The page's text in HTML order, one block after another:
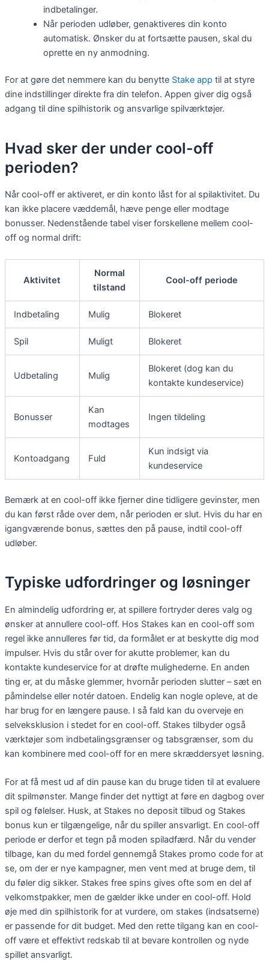
indbetalinger.
Når perioden udløber, genaktiveres din konto
automatisk. Ønsker du at fortsætte pausen, skal du
oprette en ny anmodning.
For at gøre det nemmere kan du benytte Stake app til at styre
dine indstillinger direkte fra din telefon. Appen giver dig også
adgang til dine spilhistorik og ansvarlige spilværktøjer.
Hvad sker der under cool-off
perioden?
Når cool-off er aktiveret, er din konto låst for al spilaktivitet. Du
kan ikke placere væddemål, hæve penge eller modtage
bonusser. Nedenstående tabel viser forskellene mellem cool-
off og normal drift:
Aktivitet
Normal
tilstand
Cool-off periode
Indbetaling Mulig Blokeret
Spil Muligt Blokeret
Udbetaling Mulig
Blokeret (dog kan du
kontakte kundeservice)
Bonusser
Kan
modtages
Ingen tildeling
Kontoadgang Fuld
Kun indsigt via
kundeservice
Bemærk at en cool-off ikke fjerner dine tidligere gevinster, men
du kan først råde over dem, når perioden er slut. Hvis du har en
igangværende bonus, sættes den på pause, indtil cool-off
udløber.
Typiske udfordringer og løsninger
En almindelig udfordring er, at spillere fortryder deres valg og
ønsker at annullere cool-off. Hos Stakes kan en cool-off som
regel ikke annulleres før tid, da formålet er at beskytte dig mod
impulser. Hvis du står over for akutte problemer, kan du
kontakte kundeservice for at drøfte mulighederne. En anden
ting er, at du måske glemmer, hvornår perioden slutter – sæt en
påmindelse eller notér datoen. Endelig kan nogle opleve, at de
har brug for en længere pause. I så fald kan du overveje en
selveksklusion i stedet for en cool-off. Stakes tilbyder også
værktøjer som indbetalingsgrænser og tabsgrænser, som du
kan kombinere med cool-off for en mere skræddersyet løsning.
For at få mest ud af din pause kan du bruge tiden til at evaluere
dit spilmønster. Mange finder det nyttigt at føre en dagbog over
spil og følelser. Husk, at Stakes no deposit tilbud og Stakes
bonus kun er tilgængelige, når du spiller ansvarligt. En cool-off
periode er derfor et tegn på moden spiladfærd. Når du vender
tilbage, kan du med fordel gennemgå Stakes promo code for at
se, om der er nye kampagner, men vent med at bruge dem, til
du føler dig sikker. Stakes free spins gives ofte som en del af
velkomstpakker, men de gælder ikke under en cool-off. Hold
øje med din spilhistorik for at vurdere, om stakes (indsatserne)
er passende for dit budget. Med den rette tilgang kan en cool-
off være et effektivt redskab til at bevare kontrollen og nyde
spillet ansvarligt.